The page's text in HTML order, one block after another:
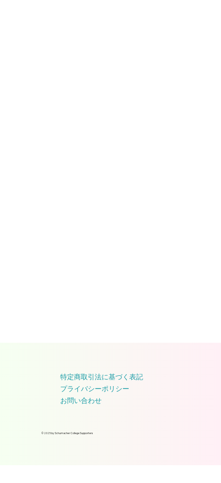
特定商取引法に基づく表記
プライバシーポリシー
お問い合わせ
© 2025 by Schumacher College Supporters